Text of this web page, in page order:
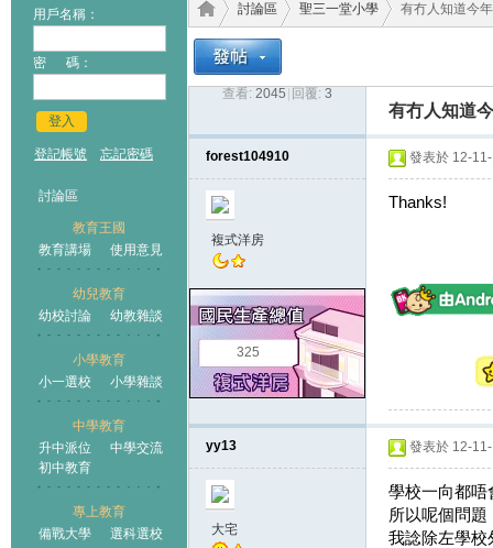
用戶名稱：
密 碼：
登入
登記帳號 忘記密碼
討論區
教育王國
教育講場
使用意見
幼兒教育
幼校討論
幼教雜談
小學教育
小一選校
小學雜談
中學教育
升中派位
中學交流
初中教育
專上教育
備戰大學
選科選校
王國
討論區
›
聖三一堂小學 有冇人知道今
查看: 2045 回覆: 3
有冇人知道
forest104910
複式洋房
325
發表於 12-
Thanks!
yy13
大宅
發表於 12-
學校一向都唔
所以呢個問題
我諗除左學校